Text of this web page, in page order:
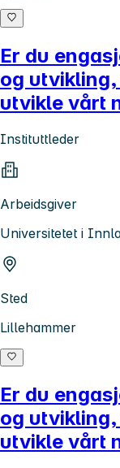
Er du
og
utvikle vårt
Instituttleder
Arbeidsgiver
Universitetet i
Sted
Lillehammer
Er du
og
utvikle vårt